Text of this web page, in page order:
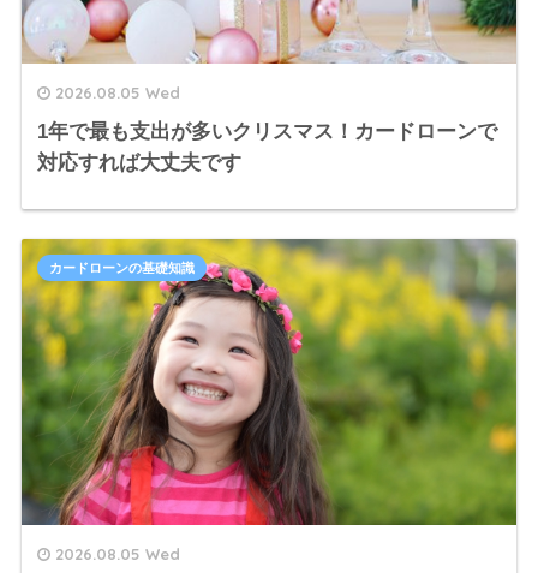
2026.08.05 Wed
1年で最も支出が多いクリスマス！カードローンで
対応すれば大丈夫です
2026.08.05 Wed
カードローンの基礎知識